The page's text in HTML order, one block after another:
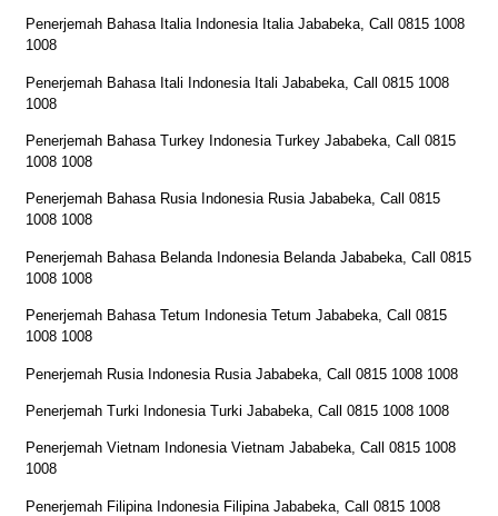
Penerjemah Bahasa Italia Indonesia Italia Jababeka, Call 0815 1008
1008
Penerjemah Bahasa Itali Indonesia Itali Jababeka, Call 0815 1008
1008
Penerjemah Bahasa Turkey Indonesia Turkey Jababeka, Call 0815
1008 1008
Penerjemah Bahasa Rusia Indonesia Rusia Jababeka, Call 0815
1008 1008
Penerjemah Bahasa Belanda Indonesia Belanda Jababeka, Call 0815
1008 1008
Penerjemah Bahasa Tetum Indonesia Tetum Jababeka, Call 0815
1008 1008
Penerjemah Rusia Indonesia Rusia Jababeka, Call 0815 1008 1008
Penerjemah Turki Indonesia Turki Jababeka, Call 0815 1008 1008
Penerjemah Vietnam Indonesia Vietnam Jababeka, Call 0815 1008
1008
Penerjemah Filipina Indonesia Filipina Jababeka, Call 0815 1008